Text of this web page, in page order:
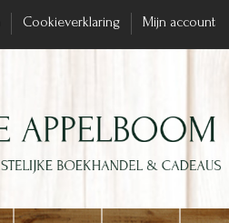
Cookieverklaring Mijn account